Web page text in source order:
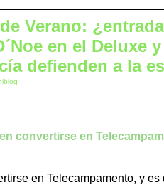
Verano:
en el Deluxe
defienden a la
convertirse en
en Telecampamento, y